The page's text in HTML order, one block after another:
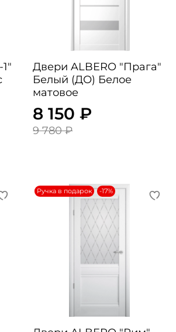
Двери ALBERO "Прага"
Белый (ДО) Белое
матовое
8 150 ₽
9 780 ₽
Ручка в подарок -17%